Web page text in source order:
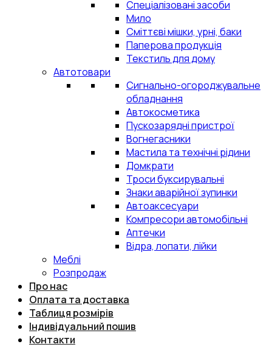
Спеціалізовані засоби
Мило
Сміттєві мішки, урні, баки
Паперова продукція
Текстиль для дому
Автотовари
Сигнально-огороджувальне
обладнання
Автокосметика
Пускозарядні пристрої
Вогнегасники
Мастила та технічні рідини
Домкрати
Троси буксирувальні
Знаки аварійної зупинки
Автоаксесуари
Компресори автомобільні
Аптечки
Відра, лопати, лійки
Меблі
Розпродаж
Про нас
Оплата та доставка
Таблиця розмірів
Індивідуальний пошив
Контакти